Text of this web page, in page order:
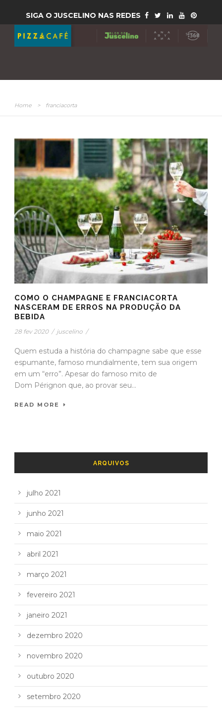
SIGA O JUSCELINO NAS REDES
Home > franciacorta
COMO O CHAMPAGNE E FRANCIACORTA
NASCERAM DE ERROS NA PRODUÇÃO DA
BEBIDA
28 fev 2020 / juscelino /
Quem estuda a história do champagne sabe que esse
espumante, famoso mundialmente, tem sua origem
em um “erro”. Apesar do famoso mito de
Dom Pérignon que, ao provar seu...
READ MORE
ARQUIVOS
julho 2021
junho 2021
maio 2021
abril 2021
março 2021
fevereiro 2021
janeiro 2021
dezembro 2020
novembro 2020
outubro 2020
setembro 2020